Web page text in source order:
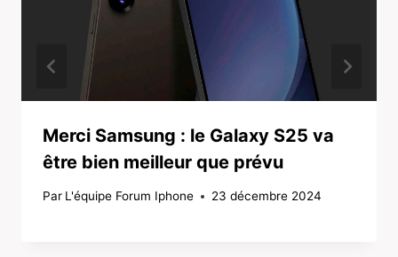
Merci Samsung : le Galaxy S25 va
être bien meilleur que prévu
Par L'équipe Forum Iphone 23 décembre 2024